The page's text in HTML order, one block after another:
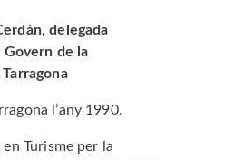
delegada
de la
l’any 1990.
en Turisme per la